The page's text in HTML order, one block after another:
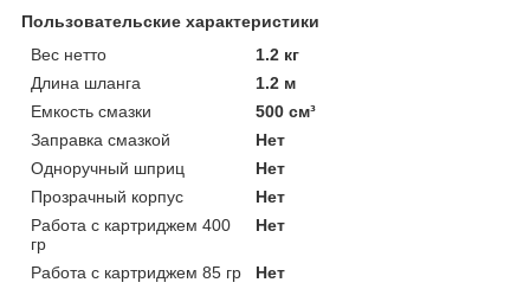
Пользовательские характеристики
Вес нетто
1.2 кг
Длина шланга
1.2 м
Емкость смазки
500 см³
Заправка смазкой
Нет
Одноручный шприц
Нет
Прозрачный корпус
Нет
Работа с картриджем 400
гр
Нет
Работа с картриджем 85 гр
Нет